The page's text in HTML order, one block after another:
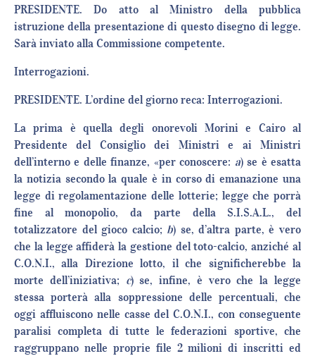
PRESIDENTE. Do atto al Ministro della pubblica
istruzione della presentazione di questo disegno di legge.
Sarà inviato alla Commissione competente.
Interrogazioni.
PRESIDENTE. L’ordine del giorno reca: Interrogazioni.
La prima è quella degli onorevoli Morini e Cairo al
Presidente del Consiglio dei Ministri e ai Ministri
dell’interno e delle finanze, «per conoscere: a) se è esatta
la notizia secondo la quale è in corso di emanazione una
legge di regolamentazione delle lotterie; legge che porrà
fine al monopolio, da parte della S.I.S.A.L., del
totalizzatore del gioco calcio; b) se, d’altra parte, è vero
che la legge affiderà la gestione del toto-calcio, anziché al
C.O.N.I., alla Direzione lotto, il che significherebbe la
morte dell’iniziativa; c) se, infine, è vero che la legge
stessa porterà alla soppressione delle percentuali, che
oggi affluiscono nelle casse del C.O.N.I., con conseguente
paralisi completa di tutte le federazioni sportive, che
raggruppano nelle proprie file 2 milioni di inscritti ed